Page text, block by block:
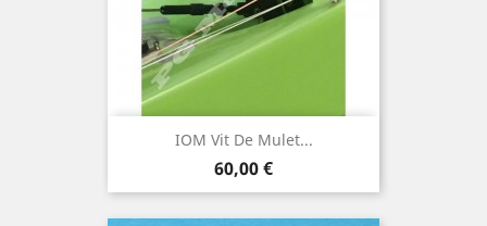
IOM Vit De Mulet...
Prix
60,00 €